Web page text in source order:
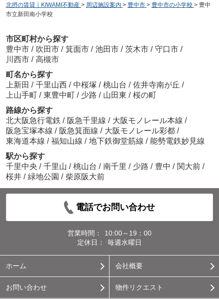
北摂の賃貸｜KIWAMI不動産 > 周辺施設案内 > 豊中市 > 豊中市の小学校 > 豊中
市立新田南小学校
市区町村から探す
豊中市 / 吹田市 / 箕面市 / 池田市 / 茨木市 / 守口市 /
川西市 / 高槻市
町名から探す
上新田 / 千里山西 / 中桜塚 / 桃山台 / 佐井寺南が丘 /
上山手町 / 東豊中町 / 少路 / 山田東 / 桜の町
路線から探す
北大阪急行電鉄 / 阪急千里線 / 大阪モノレール本線 /
阪急宝塚本線 / 阪急箕面線 / 大阪モノレール彩都 /
東海道本線 / 福知山線 / 地下鉄御堂筋線 / 能勢電鉄妙見線
駅から探す
千里中央 / 千里山 / 桃山台 / 南千里 / 少路 / 豊中 / 関大前 /
桜井 / 緑地公園 / 柴原阪大前
電話でお問い合わせ
営業時間：
10:00～19：00
定休日：
毎週水曜日
ホーム 会社概要
お問い合わせ 物件リクエスト